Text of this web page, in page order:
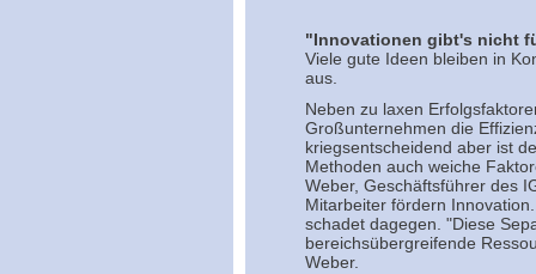
"Innovationen gibt's nicht
Viele gute Ideen bleiben in
aus.
Neben zu laxen
Großunternehmen die
kriegsentscheidend aber ist
Methoden auch weiche
Weber, Geschäftsführer des
Mitarbeiter fördern
schadet dagegen. "Diese
bereichsübergreifende
Weber.